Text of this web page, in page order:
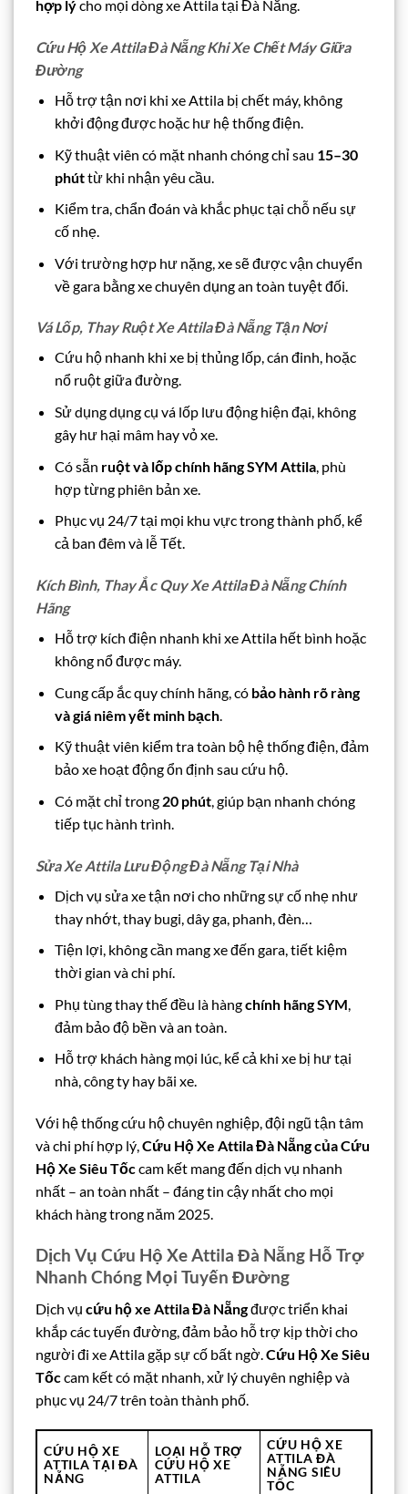
hợp lýcho mọi dòng xe Attila tại Đà Nẵng.
Cứu Hộ Xe Attila Đà Nẵng Khi Xe Chết Máy Giữa
Đường
Hỗ trợ tận nơi khi xe Attila bị chết máy, không
khởi động được hoặc hư hệ thống điện.
Kỹ thuật viên có mặt nhanh chóng chỉ sau 15–30
phúttừ khi nhận yêu cầu.
Kiểm tra, chẩn đoán và khắc phục tại chỗ nếu sự
cố nhẹ.
Với trường hợp hư nặng, xe sẽ được vận chuyển
về gara bằng xe chuyên dụng an toàn tuyệt đối.
Vá Lốp, Thay Ruột Xe Attila Đà Nẵng Tận Nơi
Cứu hộ nhanh khi xe bị thủng lốp, cán đinh, hoặc
nổ ruột giữa đường.
Sử dụng dụng cụ vá lốp lưu động hiện đại, không
gây hư hại mâm hay vỏ xe.
Có sẵn ruột và lốp chính hãng SYM Attila, phù
hợp từng phiên bản xe.
Phục vụ 24/7 tại mọi khu vực trong thành phố, kể
cả ban đêm và lễ Tết.
Kích Bình, Thay Ắc Quy Xe Attila Đà Nẵng Chính
Hãng
Hỗ trợ kích điện nhanh khi xe Attila hết bình hoặc
không nổ được máy.
Cung cấp ắc quy chính hãng, có bảo hành rõ ràng
và giá niêm yết minh bạch.
Kỹ thuật viên kiểm tra toàn bộ hệ thống điện, đảm
bảo xe hoạt động ổn định sau cứu hộ.
Có mặt chỉ trong 20 phút, giúp bạn nhanh chóng
tiếp tục hành trình.
Sửa Xe Attila Lưu Động Đà Nẵng Tại Nhà
Dịch vụ sửa xe tận nơi cho những sự cố nhẹ như
thay nhớt, thay bugi, dây ga, phanh, đèn…
Tiện lợi, không cần mang xe đến gara, tiết kiệm
thời gian và chi phí.
Phụ tùng thay thế đều là hàngchính hãng SYM,
đảm bảo độ bền và an toàn.
Hỗ trợ khách hàng mọi lúc, kể cả khi xe bị hư tại
nhà, công ty hay bãi xe.
Với hệ thống cứu hộ chuyên nghiệp, đội ngũ tận tâm
và chi phí hợp lý,Cứu Hộ Xe Attila Đà Nẵng của Cứu
Hộ Xe Siêu Tốccam kết mang đến dịch vụ nhanh
nhất – an toàn nhất – đáng tin cậy nhất cho mọi
khách hàng trong năm 2025.
Dịch Vụ Cứu Hộ Xe Attila Đà Nẵng Hỗ Trợ
Nhanh Chóng Mọi Tuyến Đường
Dịch vụ cứu hộ xe Attila Đà Nẵngđược triển khai
khắp các tuyến đường, đảm bảo hỗ trợ kịp thời cho
người đi xe Attila gặp sự cố bất ngờ. Cứu Hộ Xe Siêu
Tốccam kết có mặt nhanh, xử lý chuyên nghiệp và
phục vụ 24/7 trên toàn thành phố.
CỨU HỘ XE
ATTILA TẠI ĐÀ
NẴNG
LOẠI HỖ TRỢ
CỨU HỘ XE
ATTILA
CỨU HỘ XE
ATTILA ĐÀ
NẴNG SIÊU
TỐC